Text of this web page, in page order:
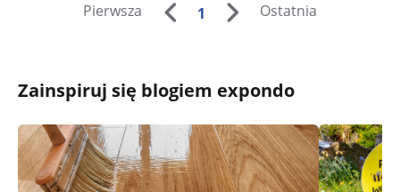
Pierwsza 1 Ostatnia
Zainspiruj się blogiem expondo